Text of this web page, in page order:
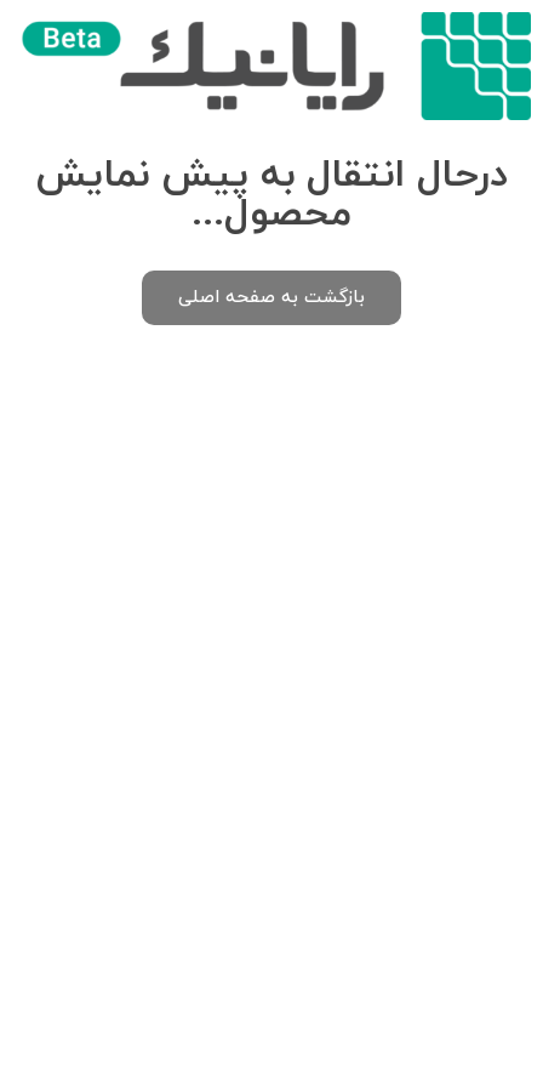
درحال انتقال به پیش نمایش
محصول...
بازگشت به صفحه اصلی